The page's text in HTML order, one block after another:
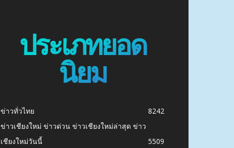
ประเภทยอด
นิยม
ข่าวทั่วไทย
8242
ข่าวเชียงใหม่ ข่าวด่วน ข่าวเชียงใหม่ล่าสุด ข่าว
เชียงใหม่วันนี้
5509